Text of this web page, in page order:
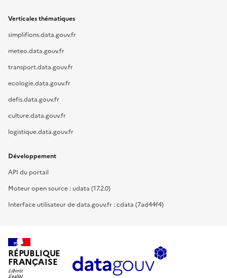
Verticales thématiques
simplifions.data.gouv.fr
meteo.data.gouv.fr
transport.data.gouv.fr
ecologie.data.gouv.fr
defis.data.gouv.fr
culture.data.gouv.fr
logistique.data.gouv.fr
Développement
API du portail
Moteur open source : udata (17.2.0)
Interface utilisateur de data.gouv.fr : cdata (7ad44f4)
RÉPUBLIQUE
FRANÇAISE